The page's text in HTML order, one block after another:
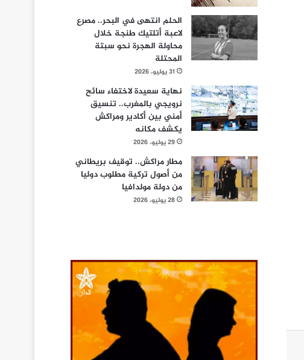
الحلم انتهى في البحر.. مصرع
لاعبة أتلتيك طنجة خلال
محاولة الهجرة نحو سبتة
المحتلة
31 يوليو، 2026
نهاية سعيدة لاختفاء سائح
نرويجي بالمغرب.. تنسيق
أمني بين أكادير ومراكش
يكشف مكانه
29 يوليو، 2026
مطار مراكش.. توقيف بريطاني
من أصول تركية مطلوب دوليا
من دولة مولدافيا
28 يوليو، 2026